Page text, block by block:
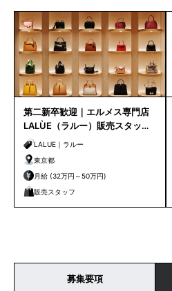
第二新卒歓迎｜エルメス専門店
LALÙE（ラルー）販売スタッフ
募集LALUE｜ラルー
東京都
月給 (32万円～50万円)
販売スタッフ
募集要項